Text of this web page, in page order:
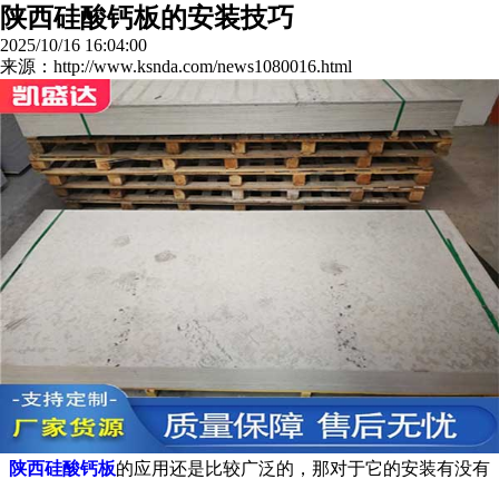
陕西硅酸钙板的安装技巧
2025/10/16 16:04:00
来源：http://www.ksnda.com/news1080016.html
陕西硅酸钙板的应用还是比较广泛的，那对于它的安装有没有